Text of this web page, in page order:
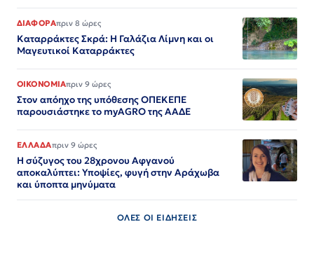
ΔΙΑΦΟΡΑπριν 8 ώρες
Καταρράκτες Σκρά: Η Γαλάζια Λίμνη και οι
Μαγευτικοί Καταρράκτες
ΟΙΚΟΝΟΜΙΑπριν 9 ώρες
Στον απόηχο της υπόθεσης ΟΠΕΚΕΠΕ
παρουσιάστηκε το myAGRO της ΑΑΔΕ
ΕΛΛΑΔΑπριν 9 ώρες
Η σύζυγος του 28χρονου Αφγανού
αποκαλύπτει: Υποψίες, φυγή στην Αράχωβα
και ύποπτα μηνύματα
ΟΛΕΣ ΟΙ ΕΙΔΗΣΕΙΣ